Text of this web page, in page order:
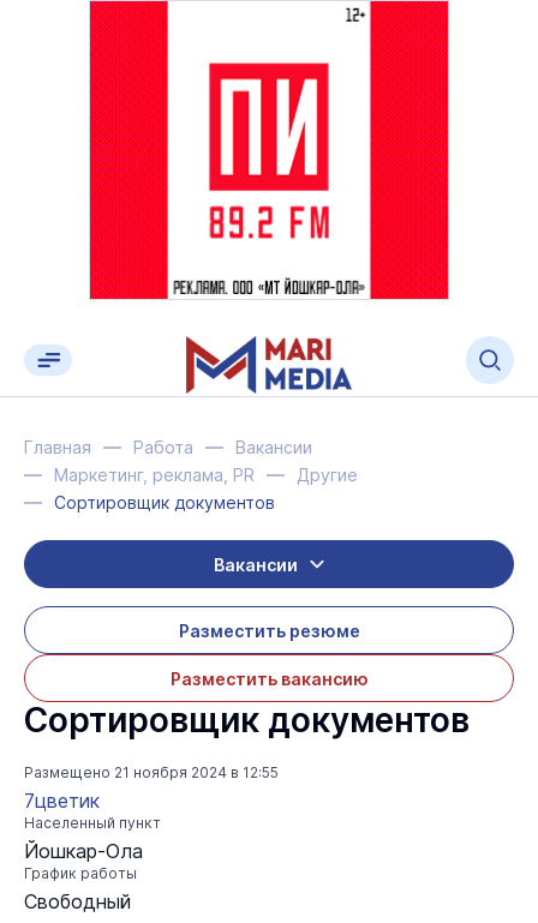
Главная Работа
Вакансии
Маркетинг, реклама, PR
Другие
Сортировщик документов
Разместить резюме
Разместить вакансию
Вакансии
Сортировщик документов
Размещено 21 ноября 2024 в 12:55
7цветик
Населенный пункт
Йошкар-Ола
График работы
Свободный